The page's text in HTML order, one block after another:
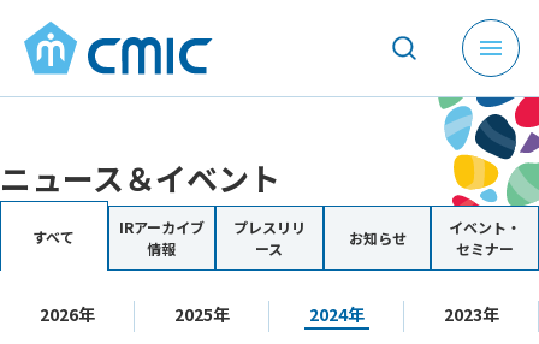
メ
ニ
ュ
ー
を
開
く
ニュース＆イベント
すべて
IRアーカイブ
情報
プレスリリ
ース
お知らせ
イベント・
セミナー
2026年 2025年 2024年
2023年